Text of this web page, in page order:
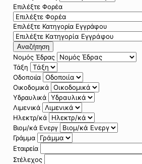
Επιλέξτε Φορέα
Επιλέξτε Κατηγορία Εγγράφου
Αναζήτηση
Νομός Έδρας
Τάξη
Οδοποιία
Οικοδομικά
Υδραυλικά
Λιμενικά
Ηλεκτρ/κά
Βιομ/κά Ενεργ
Γράμμα
Εταιρεία
Στέλεχος